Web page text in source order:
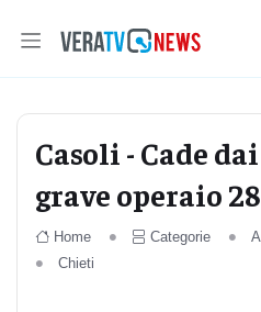
Casoli - Cade
grave operaio
Home Categorie
Chieti